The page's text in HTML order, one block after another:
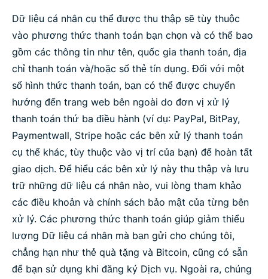
Dữ liệu cá nhân cụ thể được thu thập sẽ tùy thuộc
vào phương thức thanh toán bạn chọn và có thể bao
gồm các thông tin như tên, quốc gia thanh toán, địa
chỉ thanh toán và/hoặc số thẻ tín dụng. Đối với một
số hình thức thanh toán, bạn có thể được chuyển
hướng đến trang web bên ngoài do đơn vị xử lý
thanh toán thứ ba điều hành (ví dụ: PayPal, BitPay,
Paymentwall, Stripe hoặc các bên xử lý thanh toán
cụ thể khác, tùy thuộc vào vị trí của bạn) để hoàn tất
giao dịch. Để hiểu các bên xử lý này thu thập và lưu
trữ những dữ liệu cá nhân nào, vui lòng tham khảo
các điều khoản và chính sách bảo mật của từng bên
xử lý. Các phương thức thanh toán giúp giảm thiểu
lượng Dữ liệu cá nhân mà bạn gửi cho chúng tôi,
chẳng hạn như thẻ quà tặng và Bitcoin, cũng có sẵn
để bạn sử dụng khi đăng ký Dịch vụ. Ngoài ra, chúng